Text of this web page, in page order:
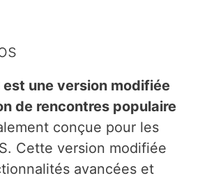
est une version modifiée
de rencontres populaire
conçue pour les
Cette version modifiée
avancées et